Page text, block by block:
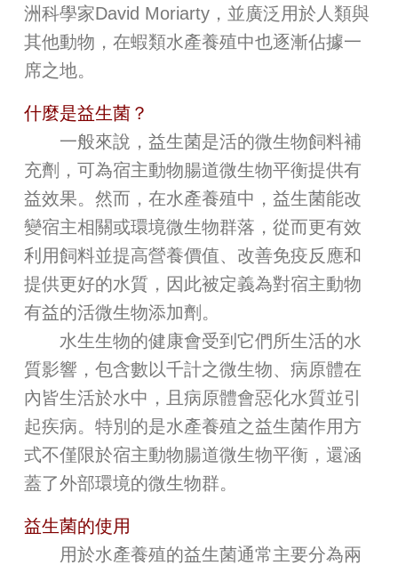
洲科學家David Moriarty，並廣泛用於人類與
其他動物，在蝦類水產養殖中也逐漸佔據一
席之地。
什麼是益生菌？
一般來說，益生菌是活的微生物飼料補
充劑，可為宿主動物腸道微生物平衡提供有
益效果。然而，在水產養殖中，益生菌能改
變宿主相關或環境微生物群落，從而更有效
利用飼料並提高營養價值、改善免疫反應和
提供更好的水質，因此被定義為對宿主動物
有益的活微生物添加劑。
水生生物的健康會受到它們所生活的水
質影響，包含數以千計之微生物、病原體在
內皆生活於水中，且病原體會惡化水質並引
起疾病。特別的是水產養殖之益生菌作用方
式不僅限於宿主動物腸道微生物平衡，還涵
蓋了外部環境的微生物群。
益生菌的使用
用於水產養殖的益生菌通常主要分為兩